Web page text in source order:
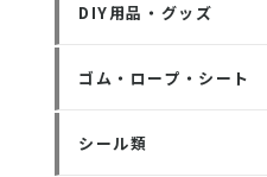
DIY用品・グッズ
ゴム・ロープ・シート
シール類